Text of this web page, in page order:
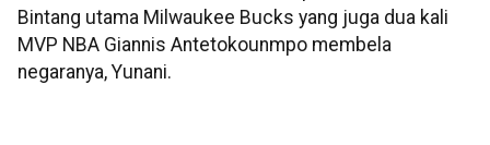
Bintang utama Milwaukee Bucks yang juga dua kali
MVP NBA Giannis Antetokounmpo membela
negaranya, Yunani.